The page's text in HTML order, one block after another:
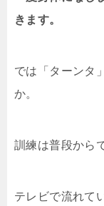
きます。
では「ターンタ
か。
訓練は普段から
テレビで流れて